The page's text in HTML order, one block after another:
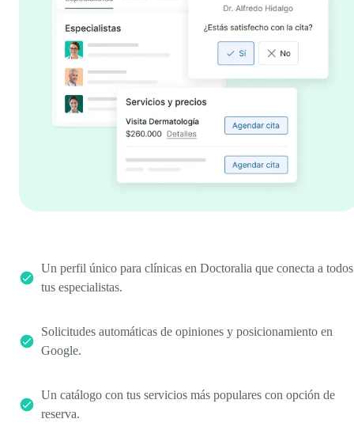
Un perfil único para clínicas en Doctoralia que conecta a todos
tus especialistas.
Solicitudes automáticas de opiniones y posicionamiento en
Google.
Un catálogo con tus servicios más populares con opción de
reserva.